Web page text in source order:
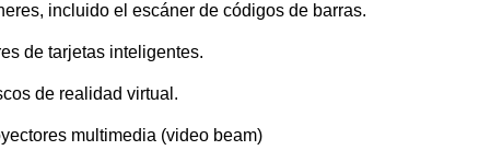
incluido el escáner de códigos de barras.
de tarjetas inteligentes.
de realidad virtual.
multimedia (video beam)